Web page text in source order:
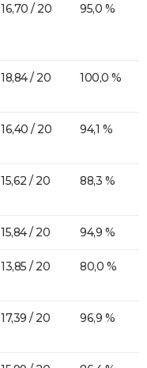
16,70 / 20 95,0 %
18,84 / 20 100,0 %
16,40 / 20 94,1 %
15,62 / 20 88,3 %
15,84 / 20 94,9 %
13,85 / 20 80,0 %
17,39 / 20 96,9 %